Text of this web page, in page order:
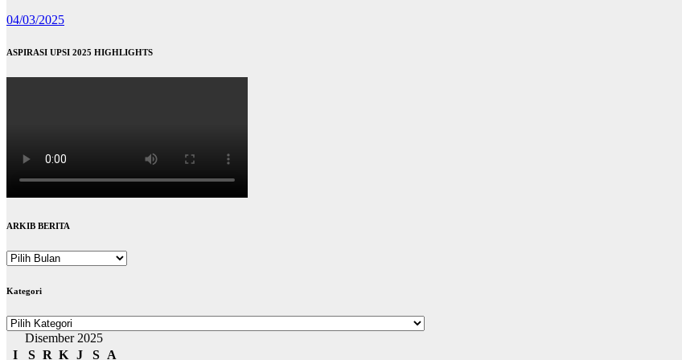
04/03/2025
ASPIRASI UPSI 2025 HIGHLIGHTS
ARKIB BERITA
ARKIB
Kategori
Kategori
Disember 2025
I
S R K J S A